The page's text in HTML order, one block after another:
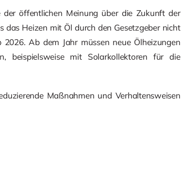
der öffentlichen Meinung über die Zukunft der
Heizen mit Öl durch den Gesetzgeber nicht
Ab dem Jahr müssen neue Ölheizungen
beispielsweise mit Solarkollektoren für die
Maßnahmen und Verhaltensweisen